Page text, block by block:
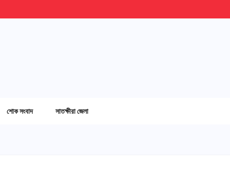
শোক সংবাদ সাতক্ষীরা জেলা